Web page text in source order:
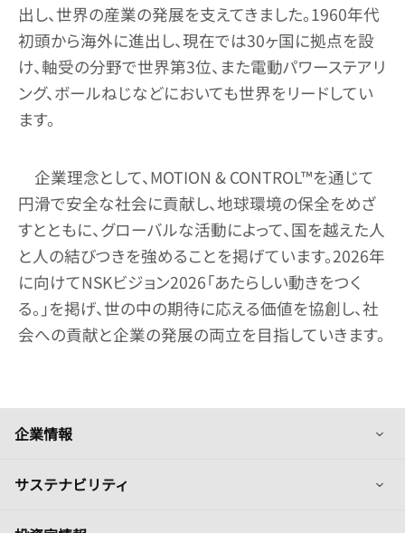
出し、世界の産業の発展を支えてきました。1960年代
初頭から海外に進出し、現在では30ヶ国に拠点を設
け、軸受の分野で世界第3位、また電動パワーステアリ
ング、ボールねじなどにおいても世界をリードしてい
ます。
企業理念として、MOTION & CONTROL™を通じて
円滑で安全な社会に貢献し、地球環境の保全をめざ
すとともに、グローバルな活動によって、国を越えた人
と人の結びつきを強めることを掲げています。2026年
に向けてNSKビジョン2026「あたらしい動きをつく
る。」を掲げ、世の中の期待に応える価値を協創し、社
会への貢献と企業の発展の両立を目指していきます。
企業情報 列
サステナビリティ 列